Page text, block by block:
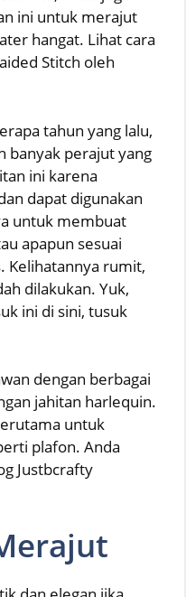
ini untuk merajut
hangat. Lihat cara
Stitch oleh
tahun yang lalu,
banyak perajut yang
ini karena
dapat digunakan
untuk membuat
apapun sesuai
Kelihatannya rumit,
dilakukan. Yuk,
ini di sini, tusuk
dengan berbagai
jahitan harlequin.
untuk
plafon. Anda
Justbcrafty